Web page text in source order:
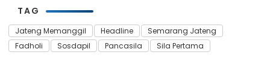
TAG
Jateng Memanggil Headline
Semarang Jateng
Fadholi
Sosdapil Pancasila Sila Pertama